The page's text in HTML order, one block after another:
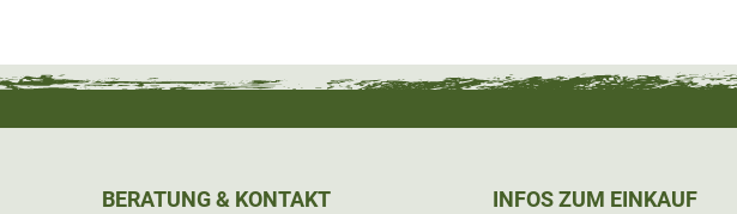
BERATUNG & KONTAKT
INFOS ZUM EINKAUF